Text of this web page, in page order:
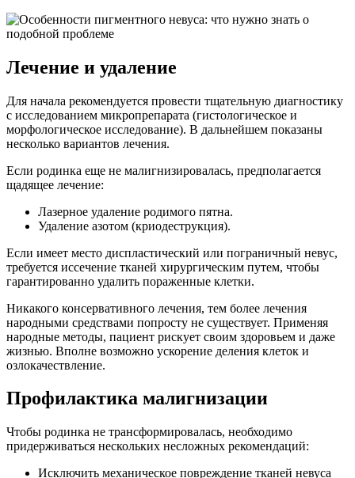
Лечение и удаление
Для начала рекомендуется провести тщательную диагностику
с исследованием микропрепарата (гистологическое и
морфологическое исследование). В дальнейшем показаны
несколько вариантов лечения.
Если родинка еще не малигнизировалась, предполагается
щадящее лечение:
Лазерное удаление родимого пятна.
Удаление азотом (криодеструкция).
Если имеет место диспластический или пограничный невус,
требуется иссечение тканей хирургическим путем, чтобы
гарантированно удалить пораженные клетки.
Никакого консервативного лечения, тем более лечения
народными средствами попросту не существует. Применяя
народные методы, пациент рискует своим здоровьем и даже
жизнью. Вполне возможно ускорение деления клеток и
озлокачествление.
Профилактика малигнизации
Чтобы родинка не трансформировалась, необходимо
придерживаться нескольких несложных рекомендаций:
Исключить механическое повреждение тканей невуса